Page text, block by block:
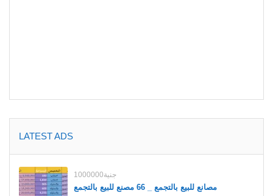
LATEST ADS
1000000جنية
مصانع للبيع بالتجمع _ 66 مصنع للبيع بالتجمع